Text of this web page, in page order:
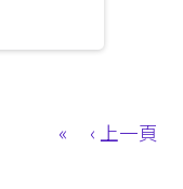
First
«
Previous
‹ 上一頁